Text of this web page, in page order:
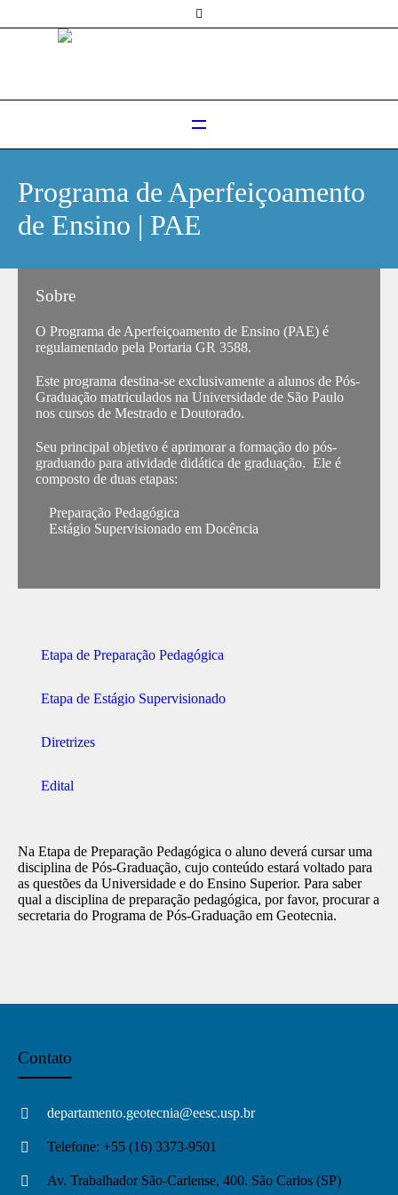
Programa de Aperfeiçoamento
de Ensino | PAE
Sobre
O Programa de Aperfeiçoamento de Ensino (PAE) é
regulamentado pela Portaria GR 3588.
Este programa destina-se exclusivamente a alunos de Pós-
Graduação matriculados na Universidade de São Paulo
nos cursos de Mestrado e Doutorado.
Seu principal objetivo é aprimorar a formação do pós-
graduando para atividade didática de graduação. Ele é
composto de duas etapas:
Preparação Pedagógica
Estágio Supervisionado em Docência
Etapa de Preparação Pedagógica
Etapa de Estágio Supervisionado
Diretrizes
Edital
Na Etapa de Preparação Pedagógica o aluno deverá cursar uma
disciplina de Pós-Graduação, cujo conteúdo estará voltado para
as questões da Universidade e do Ensino Superior. Para saber
qual a disciplina de preparação pedagógica, por favor, procurar a
secretaria do Programa de Pós-Graduação em Geotecnia.
Contato
departamento.geotecnia@eesc.usp.br
Telefone: +55 (16) 3373-9501
Av. Trabalhador São-Carlense, 400. São Carlos (SP)